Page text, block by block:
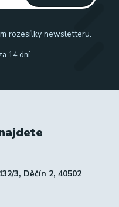
rozesílky newsletteru.
14 dní.
3, Děčín 2, 40502